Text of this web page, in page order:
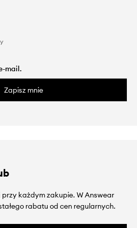
Zapisz mnie
przy każdym zakupie. W Answear
rabatu od cen regularnych.